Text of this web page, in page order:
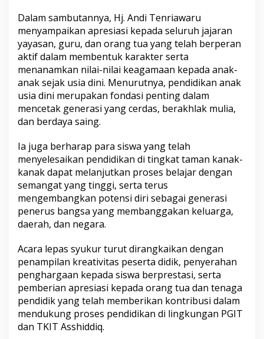
k
u
r
P
G
I
d
a
n
T
T
A
s
s
h
i
d
d
q
A
n
g
k
a
t
a
n
Dalam sambutannya, Hj. Andi Tenriawaru
menyampaikan apresiasi kepada seluruh jajaran
yayasan, guru, dan orang tua yang telah berperan
aktif dalam membentuk karakter serta
menanamkan nilai-nilai keagamaan kepada anak-
anak sejak usia dini. Menurutnya, pendidikan anak
usia dini merupakan fondasi penting dalam
mencetak generasi yang cerdas, berakhlak mulia,
dan berdaya saing.
Ia juga berharap para siswa yang telah
menyelesaikan pendidikan di tingkat taman kanak-
kanak dapat melanjutkan proses belajar dengan
semangat yang tinggi, serta terus
mengembangkan potensi diri sebagai generasi
penerus bangsa yang membanggakan keluarga,
daerah, dan negara.
Acara lepas syukur turut dirangkaikan dengan
penampilan kreativitas peserta didik, penyerahan
penghargaan kepada siswa berprestasi, serta
pemberian apresiasi kepada orang tua dan tenaga
pendidik yang telah memberikan kontribusi dalam
mendukung proses pendidikan di lingkungan PGIT
dan TKIT Asshiddiq.